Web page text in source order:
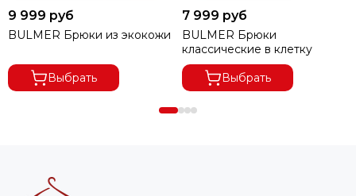
9 999 руб
BULMER Брюки из экокожи
Выбрать
7 999 руб
BULMER Брюки
классические в клетку
Выбрать